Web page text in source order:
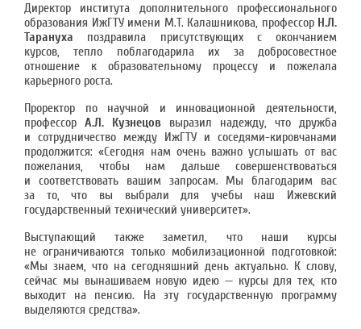
Директор института дополнительного профессионального
образования ИжГТУ имени М.Т. Калашникова, профессор Н.Л.
Тарануха поздравила присутствующих с окончанием
курсов, тепло поблагодарила их за добросовестное
отношение к образовательному процессу и пожелала
карьерного роста.
Проректор по научной и инновационной деятельности,
профессор А.Л. Кузнецов выразил надежду, что дружба
и сотрудничество между ИжГТУ и соседями-кировчанами
продолжится: «Сегодня нам очень важно услышать от вас
пожелания, чтобы нам дальше совершенствоваться
и соответствовать вашим запросам. Мы благодарим вас
за то, что вы выбрали для учебы наш Ижевский
государственный технический университет».
Выступающий также заметил, что наши курсы
не ограничиваются только мобилизационной подготовкой:
«Мы знаем, что на сегодняшний день актуально. К слову,
сейчас мы вынашиваем новую идею — курсы для тех, кто
выходит на пенсию. На эту государственную программу
выделяются средства».